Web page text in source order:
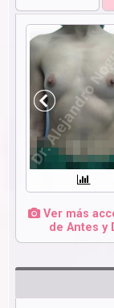
Ver más
de Antes y